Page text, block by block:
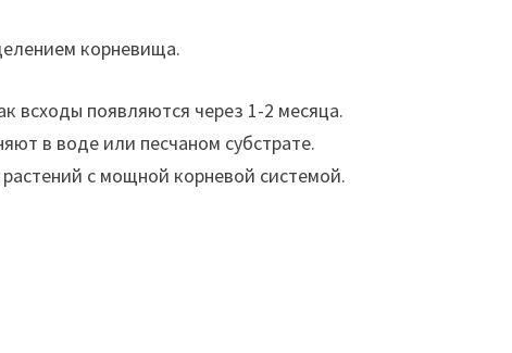
корневища.
всходы появляются через 1-2 месяца.
в воде или песчаном субстрате.
с мощной корневой системой.